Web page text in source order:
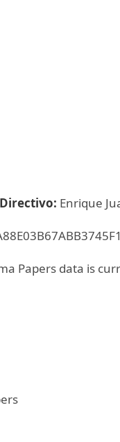
Enrique
Papers data is